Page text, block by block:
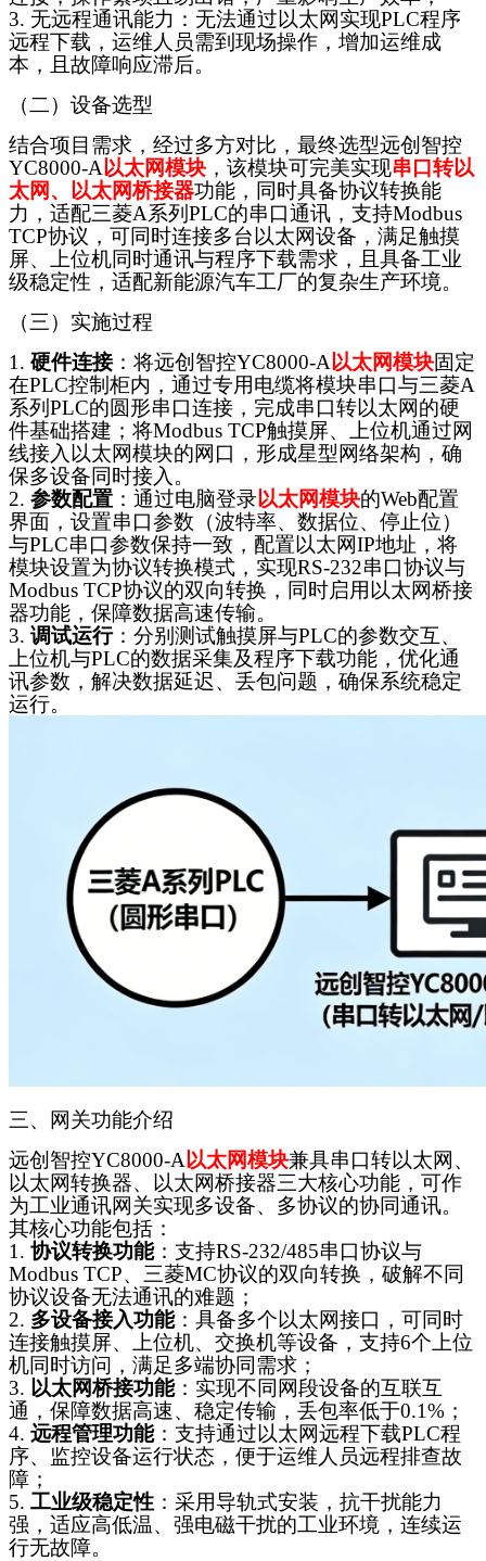
3. 无远程通讯能力：无法通过以太网实现PLC程序
远程下载，运维人员需到现场操作，增加运维成
本，且故障响应滞后。
（二）设备选型
结合项目需求，经过多方对比，最终选型远创智控
YC8000-A 以太网模块，该模块可完美实现串口转以
太网 、以太网桥接器功能，同时具备协议转换能
力，适配三菱A系列PLC的串口通讯，支持Modbus
TCP协议，可同时连接多台以太网设备，满足触摸
屏、上位机同时通讯与程序下载需求，且具备工业
级稳定性，适配新能源汽车工厂的复杂生产环境。
（三）实施过程
1. 硬件连接：将远创智控YC8000-A 以太网模块固定
在PLC控制柜内，通过专用电缆将模块串口与三菱A
系列PLC的圆形串口连接，完成串口转以太网的硬
件基础搭建；将Modbus TCP触摸屏、上位机通过网
线接入以太网模块的网口，形成星型网络架构，确
保多设备同时接入。
2. 参数配置 ：通过电脑登录以太网模块的Web配置
界面，设置串口参数（波特率、数据位、停止位）
与PLC串口参数保持一致，配置以太网IP地址，将
模块设置为协议转换模式，实现RS-232串口协议与
Modbus TCP协议的双向转换，同时启用以太网桥接
器功能，保障数据高速传输。
3. 调试运行：分别测试触摸屏与PLC的参数交互、
上位机与PLC的数据采集及程序下载功能，优化通
讯参数，解决数据延迟、丢包问题，确保系统稳定
运行。
三、网关功能介绍
远创智控YC8000-A 以太网模块兼具串口转以太网 、
以太网转换器、以太网桥接器三大核心功能，可作
为工业通讯网关实现多设备、多协议的协同通讯。
其核心功能包括：
1. 协议转换功能：支持RS-232/485串口协议与
Modbus TCP、三菱MC协议的双向转换，破解不同
协议设备无法通讯的难题；
2. 多设备接入功能：具备多个以太网接口，可同时
连接触摸屏、上位机、交换机等设备，支持6个上位
机同时访问，满足多端协同需求；
3. 以太网桥接功能：实现不同网段设备的互联互
通，保障数据高速、稳定传输，丢包率低于0.1%；
4. 远程管理功能：支持通过以太网远程下载PLC程
序、监控设备运行状态，便于运维人员远程排查故
障；
5. 工业级稳定性 ：采用导轨式安装，抗干扰能力
强，适应高低温、强电磁干扰的工业环境，连续运
行无故障。